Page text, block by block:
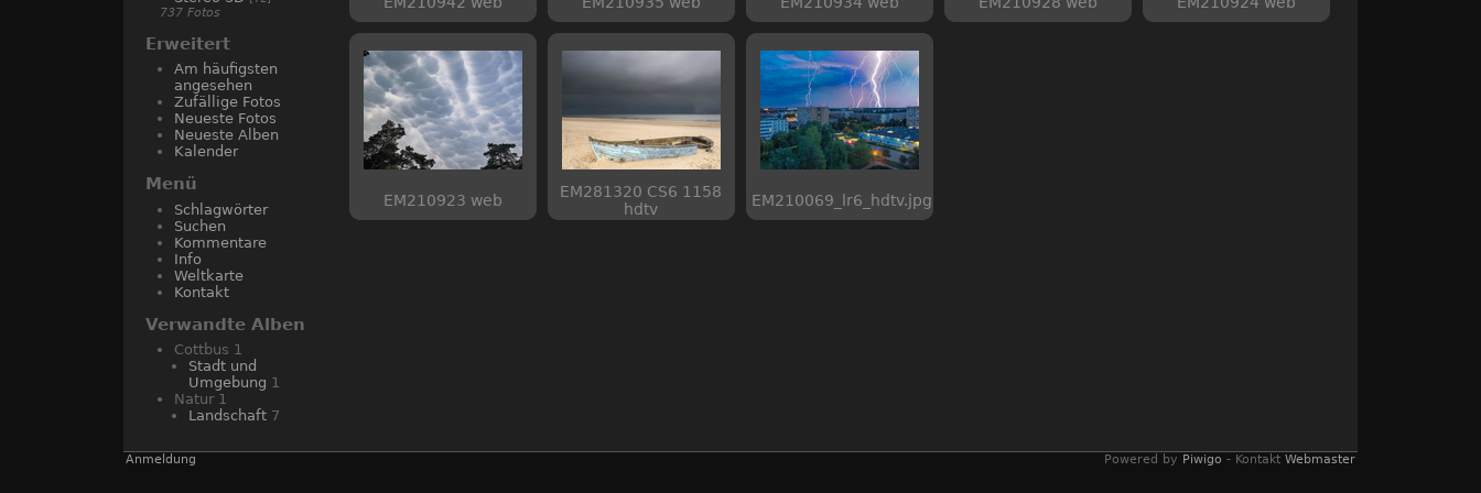
737 Fotos
Erweitert
Am häufigsten
angesehen
Zufällige Fotos
Neueste Fotos
Neueste Alben
Kalender
Menü
Schlagwörter
Suchen
Kommentare
Info
Weltkarte
Kontakt
Verwandte Alben
Cottbus 1
Stadt und
Umgebung 1
Natur 1
Landschaft 7
EM210923 web
EM281320 CS6 1158
hdtv
EM210069_lr6_hdtv.jpg
Anmeldung Powered by Piwigo - Kontakt Webmaster